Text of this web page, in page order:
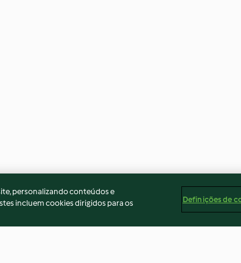
personalizando conteúdos e
incluem cookies dirigidos para os
Definições de